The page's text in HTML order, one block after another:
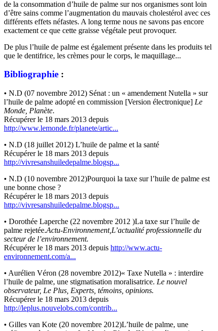
de la consommation d’huile de palme sur nos organismes sont loin
d’être sains comme l’augmentation du mauvais cholestérol avec ces
différents effets néfastes. A long terme nous ne savons pas encore
exactement ce que cette graisse végétale peut provoquer.
De plus l’huile de palme est également présente dans les produits tel
que le dentifrice, les crèmes pour le corps, le maquillage...
Bibliographie :
• N.D (07 novembre 2012) Sénat : un « amendement Nutella » sur
l’huile de palme adopté en commission [Version électronique] Le
Monde, Planète.
Récupérer le 18 mars 2013 depuis
http://www.lemonde.fr/planete/artic...
• N.D (18 juillet 2012) L’huile de palme et la santé
Récupérer le 18 mars 2013 depuis
http://vivresanshuiledepalme.blogsp...
• N.D (10 novembre 2012)Pourquoi la taxe sur l’huile de palme est
une bonne chose ?
Récupérer le 18 mars 2013 depuis
http://vivresanshuiledepalme.blogsp...
• Dorothée Laperche (22 novembre 2012 )La taxe sur l’huile de
palme rejetée.Actu-Environnement,L’actualité professionnelle du
secteur de l’environnement.
Récupérer le 18 mars 2013 depuis http://www.actu-
environnement.com/a...
• Aurélien Véron (28 novembre 2012)« Taxe Nutella » : interdire
l’huile de palme, une stigmatisation moralisatrice. Le nouvel
observateur, Le Plus, Experts, témoins, opinions.
Récupérer le 18 mars 2013 depuis
http://leplus.nouvelobs.com/contrib...
• Gilles van Kote (20 novembre 2012)L’huile de palme, une